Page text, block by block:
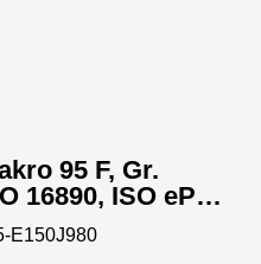
95 F, Gr.
16890, ISO ePM1
Dichtung:
E150J980